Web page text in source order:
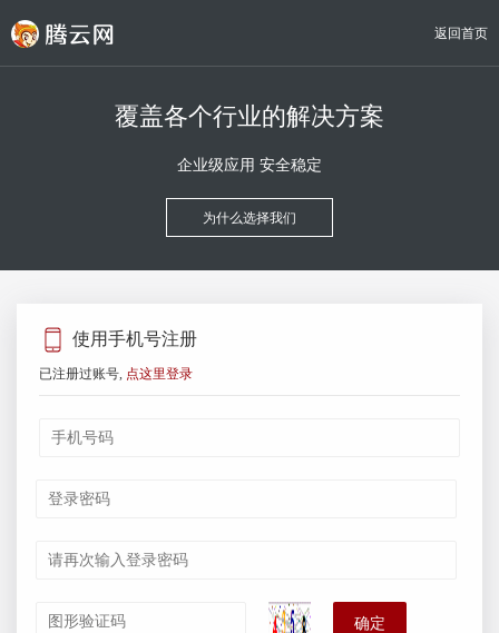
返回首页
覆盖各个行业的解决方案
企业级应用 安全稳定
为什么选择我们
使用手机号注册
已注册过账号, 点这里登录
确定